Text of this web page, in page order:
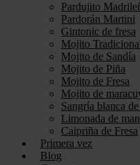
Pardujito
Pardorán Martini
Gintonic de fresa
Mojito
Mojito de Sandía
Mojito de Piña
Mojito de Fresa
Mojito de
Sangría blanca
Limonada de
Caipriña de Fresa
Primera vez
Blog